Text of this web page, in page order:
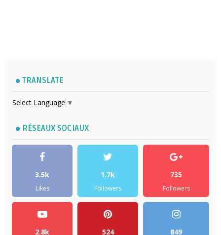
TRANSLATE
Select Language ▼
RÉSEAUX SOCIAUX
3.5k
Likes
1.7k
Followers
735
Followers
2.8k 524 849